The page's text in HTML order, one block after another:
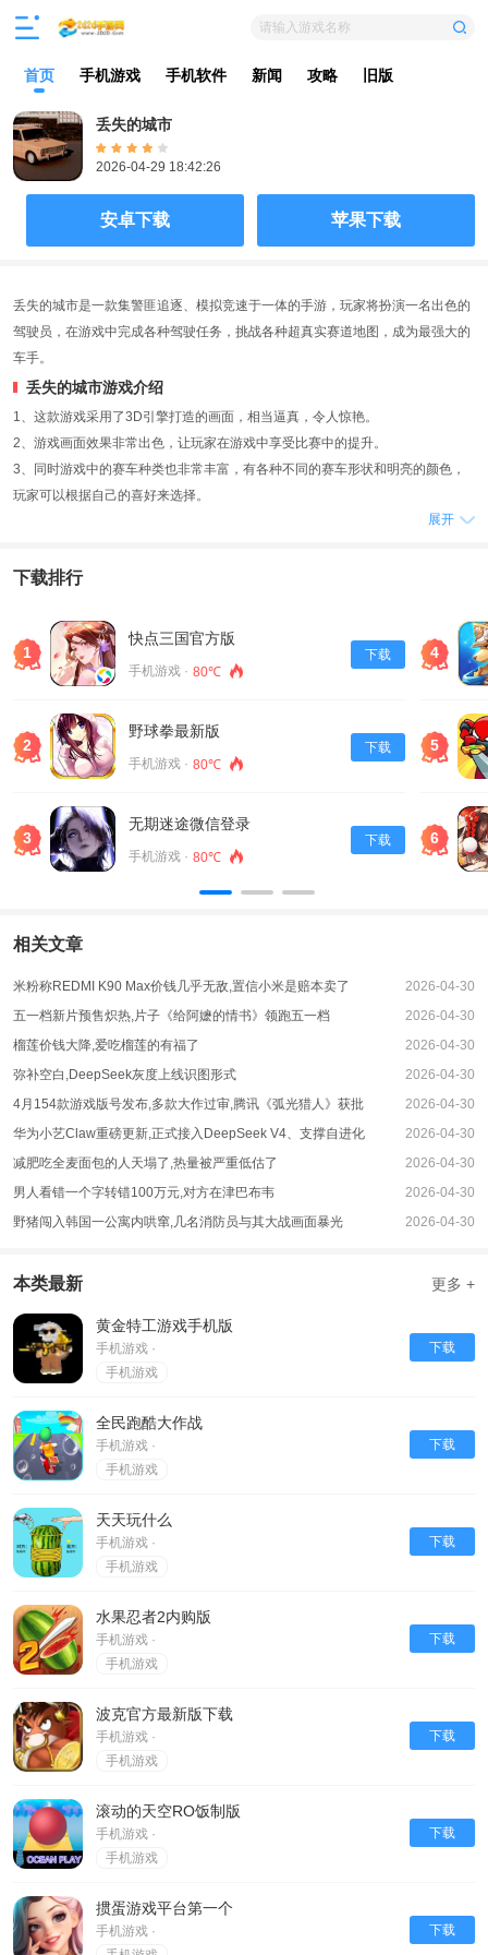
请输入游戏名称
首页 手机游戏 手机软件 新闻 攻略 旧版
丢失的城市
2026-04-29 18:42:26
安卓下载 苹果下载
丢失的城市是一款集警匪追逐、模拟竞速于一体的手游，玩家将扮演一名出色的
驾驶员，在游戏中完成各种驾驶任务，挑战各种超真实赛道地图，成为最强大的
车手。
丢失的城市游戏介绍
1、这款游戏采用了3D引擎打造的画面，相当逼真，令人惊艳。
2、游戏画面效果非常出色，让玩家在游戏中享受比赛中的提升。
3、同时游戏中的赛车种类也非常丰富，有各种不同的赛车形状和明亮的颜色，
玩家可以根据自己的喜好来选择。
别刺激。
3、玩家可以用第一人称驾驶来体验超真实的驾驶过程，非常有趣。
游戏特色
按照自己的想法开车，这也是这款游戏的一大特色。
2、最后，游戏中的社交互动也非常丰富，所有参与这个游戏的玩家都是高手，
可以一起玩，互相交流，非常有趣。
展开
下载排行
1
快点三国官方版
手机游戏 · 80℃
下载
2
野球拳最新版
手机游戏 · 80℃
下载
3
无期迷途微信登录
手机游戏 · 80℃
下载
4
5
6
相关文章
米粉称REDMI K90 Max价钱几乎无敌,置信小米是赔本卖了
2026-04-30
五一档新片预售炽热,片子《给阿嬷的情书》领跑五一档
2026-04-30
榴莲价钱大降,爱吃榴莲的有福了
2026-04-30
弥补空白,DeepSeek灰度上线识图形式
2026-04-30
4月154款游戏版号发布,多款大作过审,腾讯《弧光猎人》获批
2026-04-30
华为小艺Claw重磅更新,正式接入DeepSeek V4、支撑自进化
2026-04-30
减肥吃全麦面包的人天塌了,热量被严重低估了
2026-04-30
男人看错一个字转错100万元,对方在津巴布韦
2026-04-30
野猪闯入韩国一公寓内哄窜,几名消防员与其大战画面暴光
2026-04-30
本类最新 更多 +
黄金特工游戏手机版
手机游戏 ·
手机游戏
下载
全民跑酷大作战
手机游戏 ·
手机游戏
下载
天天玩什么
手机游戏 ·
手机游戏
下载
水果忍者2内购版
手机游戏 ·
手机游戏
下载
波克官方最新版下载
手机游戏 ·
手机游戏
下载
滚动的天空RO饭制版
手机游戏 ·
手机游戏
下载
掼蛋游戏平台第一个
手机游戏 ·
下载